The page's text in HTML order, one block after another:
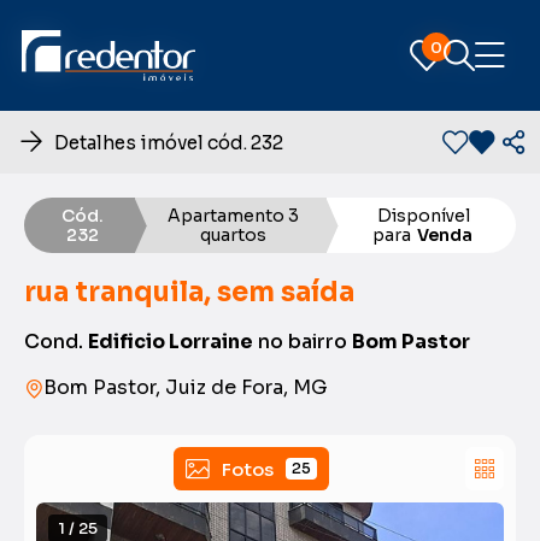
0
0
Detalhes imóvel cód. 232
Cód.
232
Apartamento 3
quartos
Disponível
para Venda
rua tranquila, sem saída
Cond. Edificio Lorraine no bairro Bom Pastor
Bom Pastor, Juiz de Fora, MG
Fotos 25
1 / 25